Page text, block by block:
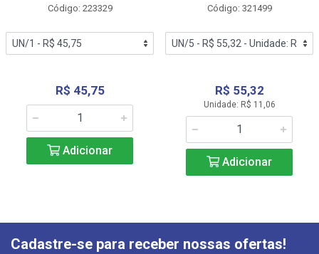
Código: 223329
R$ 45,75
Adicionar
Código: 321499
R$ 55,32
Unidade: R$ 11,06
Adicionar
Cadastre-se para receber nossas ofertas!